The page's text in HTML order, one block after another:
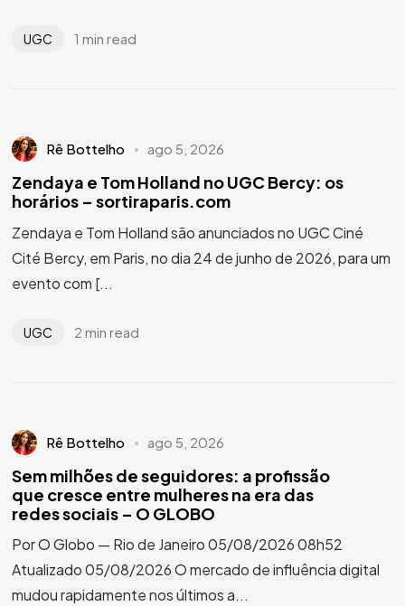
UGC 1 min read
Rê Bottelho ago 5, 2026
Zendaya e Tom Holland no UGC Bercy: os
horários – sortiraparis.com
Zendaya e Tom Holland são anunciados no UGC Ciné
Cité Bercy, em Paris, no dia 24 de junho de 2026, para um
evento com [...
UGC 2 min read
Rê Bottelho ago 5, 2026
Sem milhões de seguidores: a profissão
que cresce entre mulheres na era das
redes sociais – O GLOBO
Por O Globo — Rio de Janeiro 05/08/2026 08h52
Atualizado 05/08/2026 O mercado de influência digital
mudou rapidamente nos últimos a...